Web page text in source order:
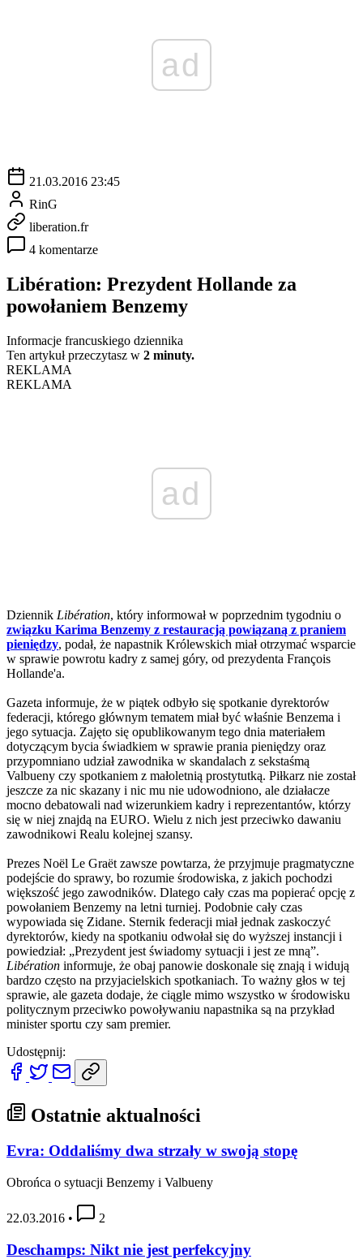
ad
21.03.2016 23:45
RinG
liberation.fr
4 komentarze
Libération: Prezydent Hollande za
powołaniem Benzemy
Informacje francuskiego dziennika
Ten artykuł przeczytasz w 2 minuty.
REKLAMA
REKLAMA
ad
Dziennik Libération, który informował w poprzednim tygodniu o
związku Karima Benzemy z restauracją powiązaną z praniem
pieniędzy, podał, że napastnik Królewskich miał otrzymać wsparcie
w sprawie powrotu kadry z samej góry, od prezydenta François
Hollande'a.
Gazeta informuje, że w piątek odbyło się spotkanie dyrektorów
federacji, którego głównym tematem miał być właśnie Benzema i
jego sytuacja. Zajęto się opublikowanym tego dnia materiałem
dotyczącym bycia świadkiem w sprawie prania pieniędzy oraz
przypomniano udział zawodnika w skandalach z sekstaśmą
Valbueny czy spotkaniem z małoletnią prostytutką. Piłkarz nie został
jeszcze za nic skazany i nic mu nie udowodniono, ale działacze
mocno debatowali nad wizerunkiem kadry i reprezentantów, którzy
się w niej znajdą na EURO. Wielu z nich jest przeciwko dawaniu
zawodnikowi Realu kolejnej szansy.
Prezes Noël Le Graët zawsze powtarza, że przyjmuje pragmatyczne
podejście do sprawy, bo rozumie środowiska, z jakich pochodzi
większość jego zawodników. Dlatego cały czas ma popierać opcję z
powołaniem Benzemy na letni turniej. Podobnie cały czas
wypowiada się Zidane. Sternik federacji miał jednak zaskoczyć
dyrektorów, kiedy na spotkaniu odwołał się do wyższej instancji i
powiedział: „Prezydent jest świadomy sytuacji i jest ze mną”.
Libération informuje, że obaj panowie doskonale się znają i widują
bardzo często na przyjacielskich spotkaniach. To ważny głos w tej
sprawie, ale gazeta dodaje, że ciągle mimo wszystko w środowisku
politycznym przeciwko powoływaniu napastnika są na przykład
minister sportu czy sam premier.
Udostępnij:
Ostatnie aktualności
Evra: Oddaliśmy dwa strzały w swoją stopę
Obrońca o sytuacji Benzemy i Valbueny
22.03.2016 • 2
Deschamps: Nikt nie jest perfekcyjny